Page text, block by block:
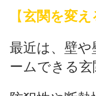
【玄関を変
最近は、壁
ームできる